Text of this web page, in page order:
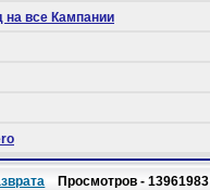
все Кампании
Просмотров - 13961983